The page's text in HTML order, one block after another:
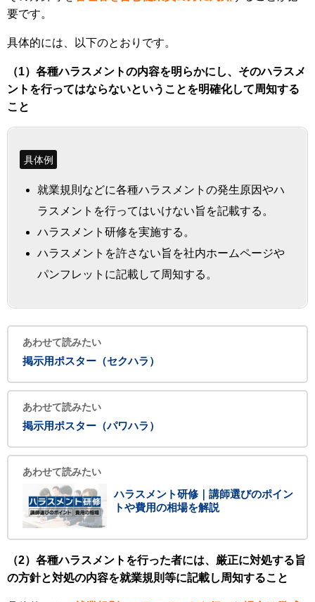
要です。
具体的には、以下のとおりです。
（1）各種ハラスメントの内容を明らかにし、そのハラスメ
ントを行ってはならないということを明確化して周知する
こと
具体例
就業規則などに各種ハラスメントの発生原因やハ
ラスメントを行ってはいけない旨を記載する。
ハラスメント研修を実施する。
ハラスメントを許さない旨を社内ホームページや
パンフレットに記載して周知する。
あわせて読みたい
掲示用ポスター（セクハラ）
あわせて読みたい
掲示用ポスター（パワハラ）
あわせて読みたい
ハラスメント研修｜講師選びのポイン
トや費用の相場を解説
（2）各種ハラスメントを行った者には、厳正に対処する旨
の方針と対処の内容を就業規則等に記載し周知すること